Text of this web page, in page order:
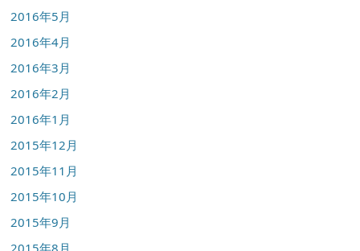
2016年5月
2016年4月
2016年3月
2016年2月
2016年1月
2015年12月
2015年11月
2015年10月
2015年9月